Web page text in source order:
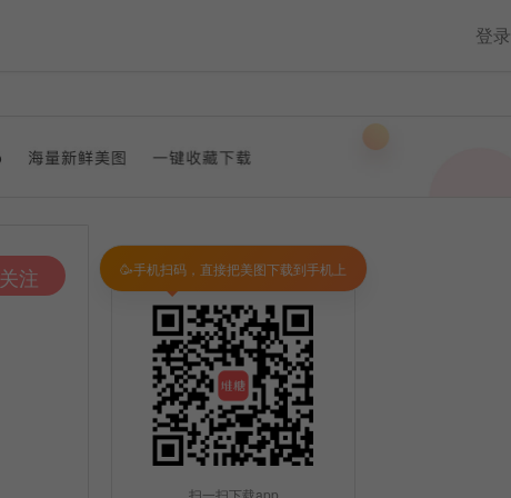
登录
关注
扫一扫下载app
🥳手机扫码，直接把美图下载到手机上